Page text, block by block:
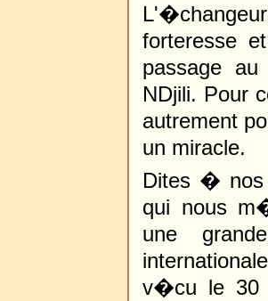
forteresse
passage
NDjili. Pour
autrement
un miracle.
Dites � nos
qui nous
une
v�cu le 30